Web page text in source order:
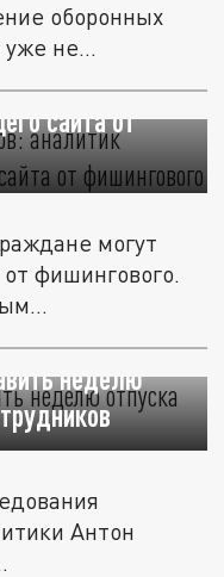
оборонных
не...
аналитик
сайта от
могут
фишингового.
неделю
Антон